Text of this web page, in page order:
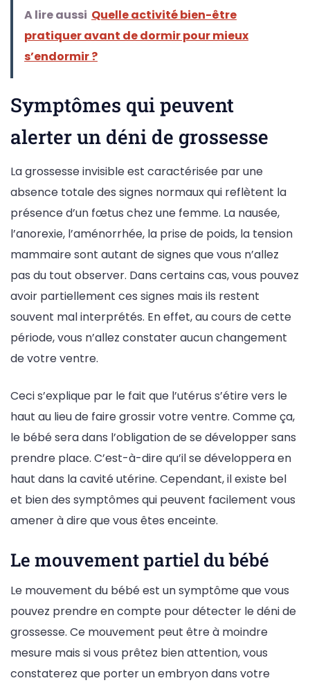
A lire aussi Quelle activité bien-être
pratiquer avant de dormir pour mieux
s’endormir ?
Symptômes qui peuvent
alerter un déni de grossesse
La grossesse invisible est caractérisée par une
absence totale des signes normaux qui reflètent la
présence d’un fœtus chez une femme. La nausée,
l’anorexie, l’aménorrhée, la prise de poids, la tension
mammaire sont autant de signes que vous n’allez
pas du tout observer. Dans certains cas, vous pouvez
avoir partiellement ces signes mais ils restent
souvent mal interprétés. En effet, au cours de cette
période, vous n’allez constater aucun changement
de votre ventre.
Ceci s’explique par le fait que l’utérus s’étire vers le
haut au lieu de faire grossir votre ventre. Comme ça,
le bébé sera dans l’obligation de se développer sans
prendre place. C’est-à-dire qu’il se développera en
haut dans la cavité utérine. Cependant, il existe bel
et bien des symptômes qui peuvent facilement vous
amener à dire que vous êtes enceinte.
Le mouvement partiel du bébé
Le mouvement du bébé est un symptôme que vous
pouvez prendre en compte pour détecter le déni de
grossesse. Ce mouvement peut être à moindre
mesure mais si vous prêtez bien attention, vous
constaterez que porter un embryon dans votre